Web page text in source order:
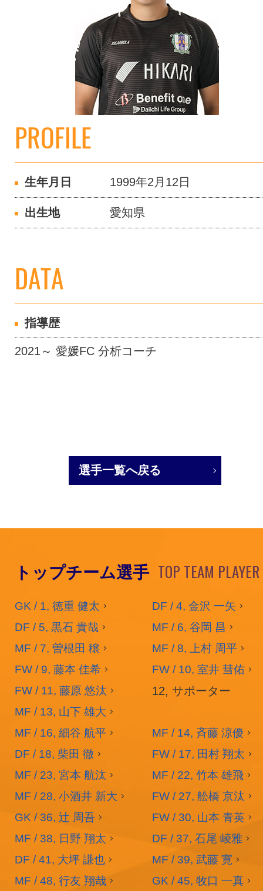
スポンサー グッズ
特設ページ
PROFILE
生年月日 1999年2月12日
出生地 愛知県
DATA
指導歴
2021～ 愛媛FC 分析コーチ
選手一覧へ戻る
トップチーム選手 TOP TEAM PLAYER
GK / 1, 徳重 健太
DF / 4, 金沢 一矢
DF / 5, 黒石 貴哉
MF / 6, 谷岡 昌
MF / 7, 曽根田 穣
MF / 8, 上村 周平
FW / 9, 藤本 佳希
FW / 10, 室井 彗佑
FW / 11, 藤原 悠汰
12, サポーター
MF / 13, 山下 雄大
MF / 14, 斉藤 涼優
MF / 16, 細谷 航平
FW / 17, 田村 翔太
DF / 18, 柴田 徹
MF / 22, 竹本 雄飛
MF / 23, 宮本 航汰
FW / 27, 舩橋 京汰
MF / 28, 小酒井 新大
FW / 30, 山本 青英
GK / 36, 辻 周吾
DF / 37, 石尾 崚雅
MF / 38, 日野 翔太
MF / 39, 武藤 寛
DF / 41, 大坪 謙也
GK / 45, 牧口 一真
MF / 48, 行友 翔哉